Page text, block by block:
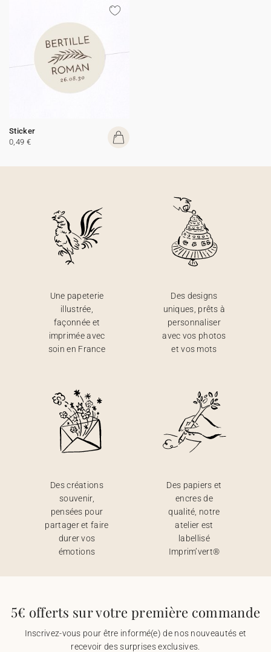
Sticker
0,49 €
Une papeterie
illustrée,
façonnée et
imprimée avec
soin en France
Des designs
uniques, prêts à
personnaliser
avec vos photos
et vos mots
Des créations
souvenir,
pensées pour
partager et faire
durer vos
émotions
Des papiers et
encres de
qualité, notre
atelier est
labellisé
Imprim’vert®
5€ offerts sur votre première commande
Inscrivez-vous pour être informé(e) de nos nouveautés et
recevoir des surprises exclusives.